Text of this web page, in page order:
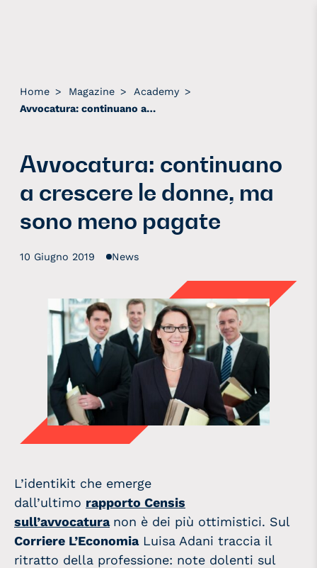
Home > Magazine > Academy >
Avvocatura: continuano a crescere le donne, ma sono meno pagate
Avvocatura: continuano
a crescere le donne, ma
sono meno pagate
10 Giugno 2019 News
L’identikit che emerge
dall’ultimo rapporto Censis
sull’avvocatura non è dei più ottimistici. Sul
Corriere L’EconomiaLuisa Adani traccia il
ritratto della professione: note dolenti sul